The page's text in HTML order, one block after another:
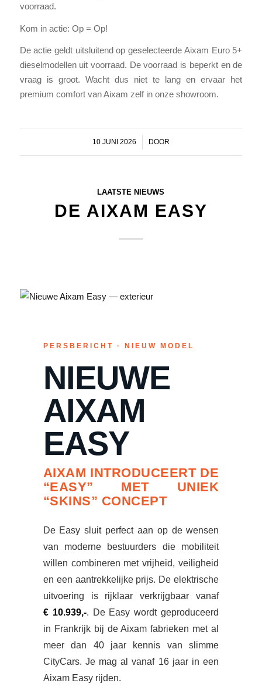
voorraad.
Kom in actie: Op = Op!
De actie geldt uitsluitend op geselecteerde Aixam Euro 5+
dieselmodellen uit voorraad. De voorraad is beperkt en de
vraag is groot. Wacht dus niet te lang en ervaar het
premium comfort van Aixam zelf in onze showroom.
10 JUNI 2026
/ DOOR
LAATSTE NIEUWS
DE AIXAM EASY
PERSBERICHT · NIEUW MODEL
NIEUWE
AIXAM
EASY
AIXAM INTRODUCEERT DE
“EASY” MET UNIEK
“SKINS” CONCEPT
De Easy sluit perfect aan op de wensen
van moderne bestuurders die mobiliteit
willen combineren met vrijheid, veiligheid
en een aantrekkelijke prijs. De elektrische
uitvoering is rijklaar verkrijgbaar vanaf
€ 10.939,-. De Easy wordt geproduceerd
in Frankrijk bij de Aixam fabrieken met al
meer dan 40 jaar kennis van slimme
CityCars. Je mag al vanaf 16 jaar in een
Aixam Easy rijden.